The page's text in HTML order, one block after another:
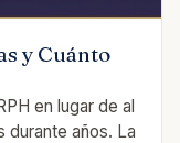
y Cuánto
en lugar de al
durante años. La